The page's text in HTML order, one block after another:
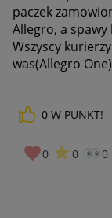
paczek
Allegro, a
Wszyscy
was(Allegro
0 W PUNKT!
0 0 0